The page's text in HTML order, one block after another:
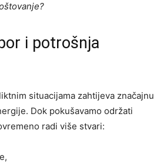
i potrošnja
situacijama zahtijeva značajnu
Dok pokušavamo održati
radi više stvari: